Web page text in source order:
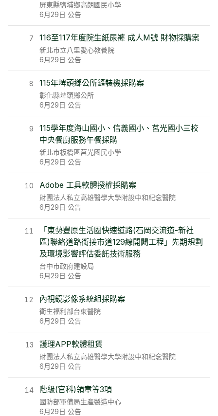
屏東縣鹽埔鄉高朗國民小學
6月29日 公告
7 116至117年度院生紙尿褲 成人M號 財物採購案
新北市立八里愛心教養院
6月29日 公告
8 115年埤頭鄉公所鏟裝機採購案
彰化縣埤頭鄉公所
6月29日 公告
9
115學年度海山國小、信義國小、莒光國小三校
中央餐廚服務午餐採購
新北市板橋區莒光國民小學
6月29日 公告
10 Adobe 工具軟體授權採購案
財團法人私立高雄醫學大學附設中和紀念醫院
6月29日 公告
11
「東勢豐原生活圈快速道路(石岡交流道-新社
區)聯絡道路銜接市道129線開闢工程」先期規劃
及環境影響評估委託技術服務
台中市政府建設局
6月29日 公告
12 內視鏡影像系統組採購案
衛生福利部台東醫院
6月29日 公告
13 護理APP軟體租賃
財團法人私立高雄醫學大學附設中和紀念醫院
6月29日 公告
14 階級(官科)領章等3項
國防部軍備局生產製造中心
6月29日 公告